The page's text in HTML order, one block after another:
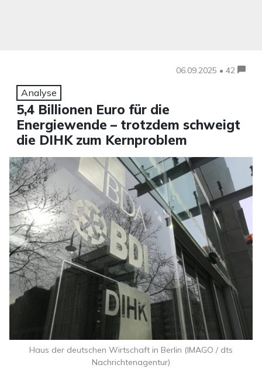
06.09.2025 • 42
Analyse
5,4 Billionen Euro für die
Energiewende – trotzdem schweigt
die DIHK zum Kernproblem
Haus der deutschen Wirtschaft in Berlin (IMAGO / dts
Nachrichtenagentur)